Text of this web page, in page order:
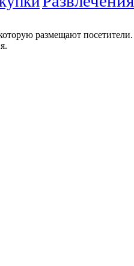
размещают посетители.